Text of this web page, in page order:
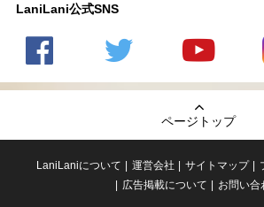
LaniLani公式SNS
の
のtwitter
の
Youtube
チャンネ
ページトップ
LaniLaniについて 運営会社 サイトマップ
広告掲載について
お問い合